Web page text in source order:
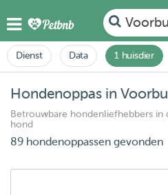
Dienst Data 1 huisdier
Hondenoppas in
Betrouwbare hondenliefhebbers in
hond
89 hondenoppassen gevonden